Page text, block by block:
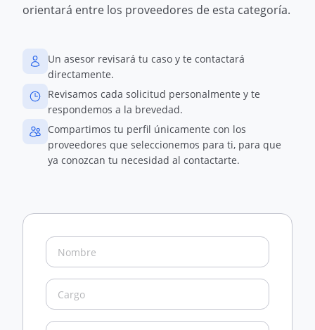
orientará entre los proveedores de esta categoría.
Un asesor revisará tu caso y te contactará
directamente.
Revisamos cada solicitud personalmente y te
respondemos a la brevedad.
Compartimos tu perfil únicamente con los
proveedores que seleccionemos para ti, para que
ya conozcan tu necesidad al contactarte.